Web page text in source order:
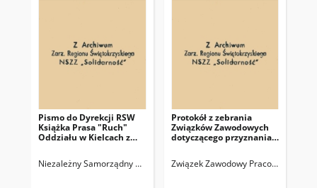
Pismo do Dyrekcji RSW
Książka Prasa "Ruch"
Oddziału w Kielcach z
załodze zakupu
papierosów
Niezależny Samorządny Związek Zawodowy "Solidarność" w PGR
Protokół z zebrania
Związków Zawodowych
dotyczącego przyznania
Związek Zawodowy Pracowników